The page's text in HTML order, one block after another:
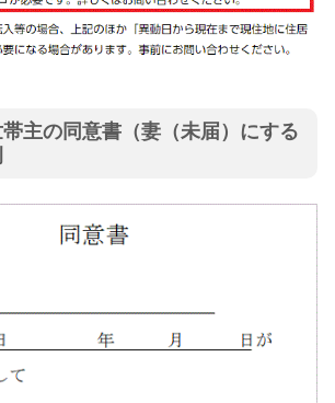
主の同意書（妻（未届）にする